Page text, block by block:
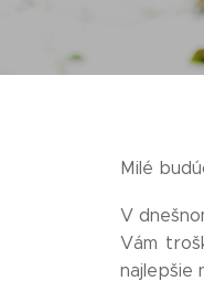
Milé
V
Vám
najlepšie